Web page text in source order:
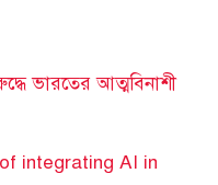
ভারতের আত্মবিনাশী
integrating AI in